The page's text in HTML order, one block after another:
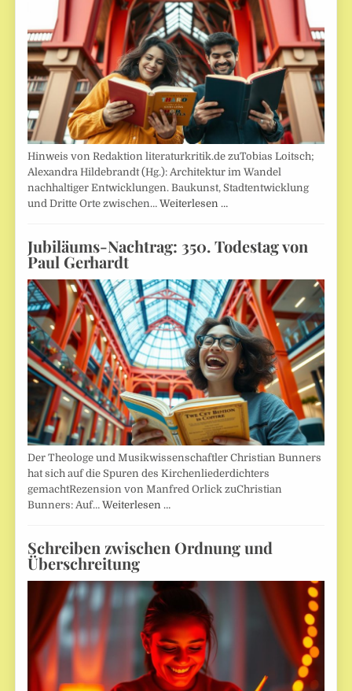
Hinweis von Redaktion literaturkritik.de zuTobias Loitsch;
Alexandra Hildebrandt (Hg.): Architektur im Wandel
nachhaltiger Entwicklungen. Baukunst, Stadtentwicklung
und Dritte Orte zwischen…Weiterlesen …
Jubiläums-Nachtrag: 350. Todestag von
Paul Gerhardt
Der Theologe und Musikwissenschaftler Christian Bunners
hat sich auf die Spuren des Kirchenliederdichters
gemachtRezension von Manfred Orlick zuChristian
Bunners: Auf…Weiterlesen …
Schreiben zwischen Ordnung und
Überschreitung